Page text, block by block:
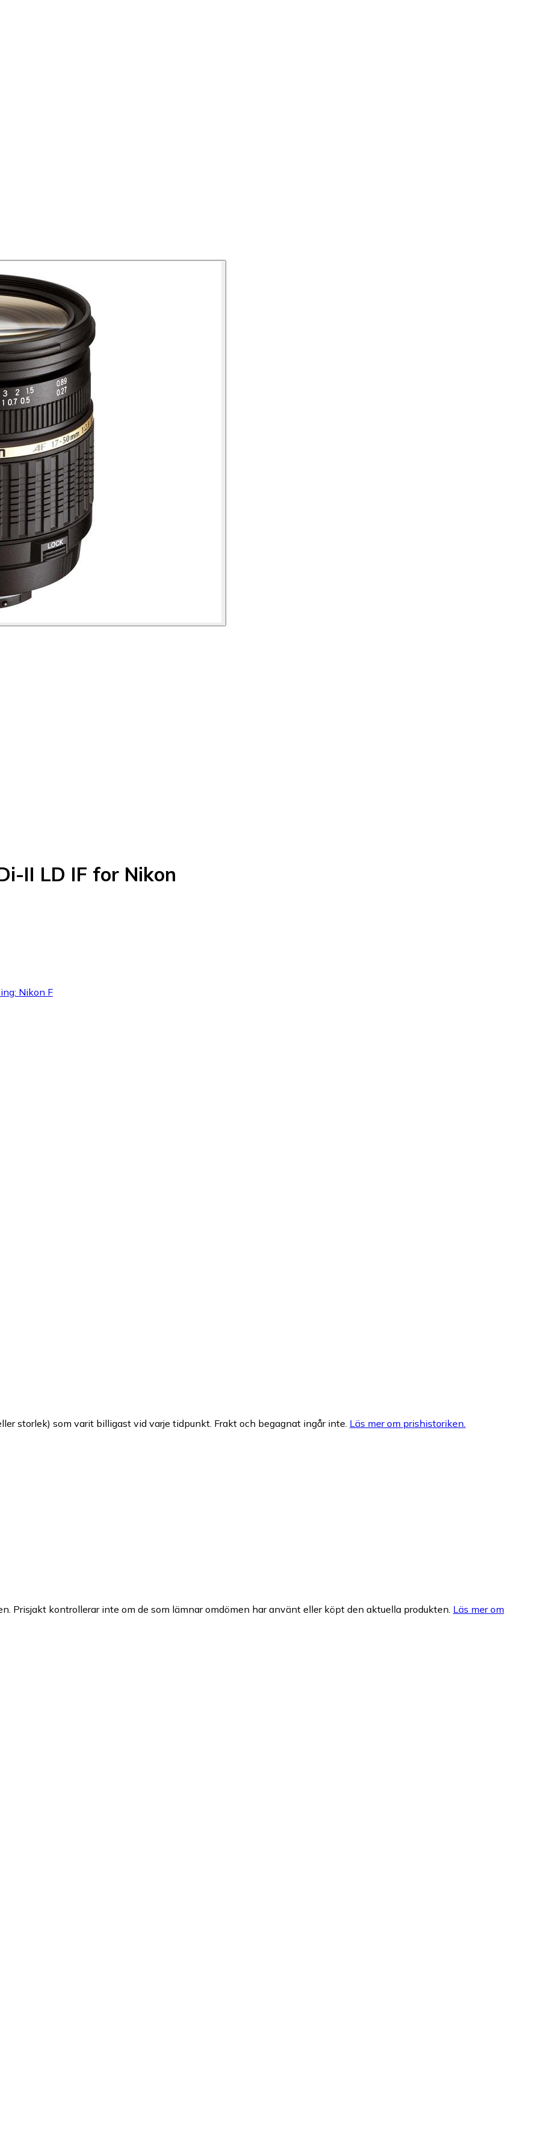
II LD IF for Nikon
Nikon F
storlek) som varit billigast vid varje tidpunkt. Frakt och begagnat ingår inte. Läs mer om prishistoriken.
Prisjakt kontrollerar inte om de som lämnar omdömen har använt eller köpt den aktuella produkten. Läs mer om